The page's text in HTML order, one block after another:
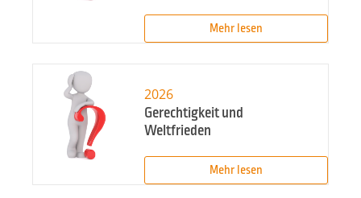
Mehr lesen
2026
Gerechtigkeit und
Weltfrieden
Mehr lesen